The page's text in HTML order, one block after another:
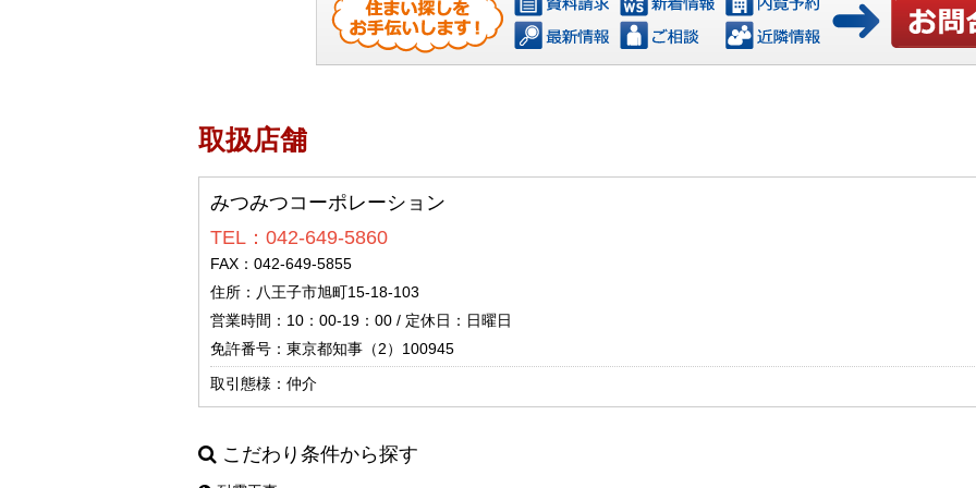
取扱店舗
みつみつコーポレーション
TEL：042-649-5860
FAX：042-649-5855
住所：八王子市旭町15-18-103
営業時間：10：00-19：00 / 定休日：日曜日
免許番号：東京都知事（2）100945
取引態様：仲介
こだわり条件から探す